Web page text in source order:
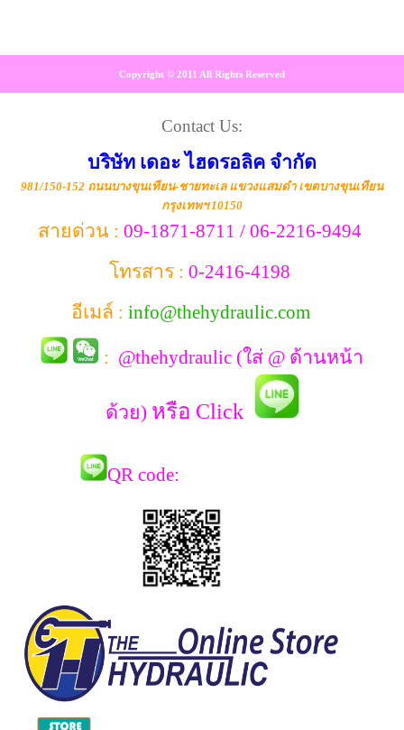
Copyright © 2011 All Rights Reserved
Contact Us:
บริษัท เดอะ ไฮดรอลิค จำกัด
981/150-152 ถนนบางขุนเทียน-ชายทะเล แขวงแสมดำ เขตบางขุนเทียน
กรุงเทพฯ 10150
สายด่วน : 09-1871-8711 / 06-2216-9494
โทรสาร : 0-2416-4198
อีเมล์ : info@thehydraulic.com
: @thehydraulic (ใส่ @ ด้านหน้า
ด้วย) หรือ Click
QR code: